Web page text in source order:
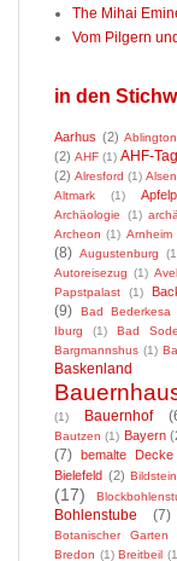
The Mihai
Vom Pilgern
in den
Aarhus (2) Ablington
(2) AHF (1) AHF-
(2) Alresford (1) Alsen
Altmark
(1)
Archäologie
(1)
Archeon (1) Arnheim
(8) Augustenburg
Autoreisezug (1)
Papstpalast
(1)
(9)
Bad Bederkesa
Iburg
(1) Bad
Bargmannshus (1)
Baskenland
(1)
Bauernhof
Bautzen (1) Bayern
(7)
bemalte Decke
Bielefeld (2) Bildstein
(17)
Bohlenstube (7)
Botanischer Garten
Bredon (1) Breitbeil